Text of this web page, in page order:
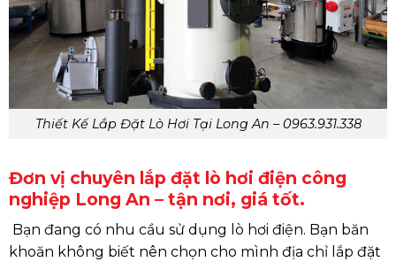
Thiết Kế Lắp Đặt Lò Hơi Tại Long An – 0963.931.338
Đơn vị chuyên lắp đặt lò hơi điện công
nghiệp Long An – tận nơi, giá tốt.
Bạn đang có nhu cầu sử dụng lò hơi điện. Bạn băn
khoăn không biết nên chọn cho mình địa chỉ lắp đặt